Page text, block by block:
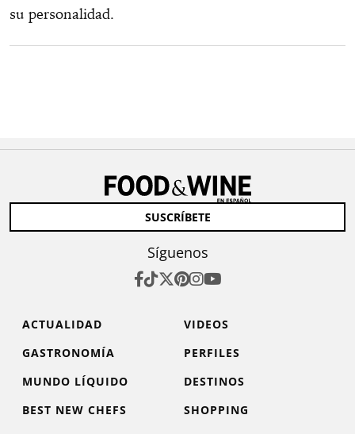
su personalidad.
SUSCRÍBETE
Síguenos
ACTUALIDAD
VIDEOS
GASTRONOMÍA
PERFILES
MUNDO LÍQUIDO
DESTINOS
BEST NEW CHEFS
SHOPPING